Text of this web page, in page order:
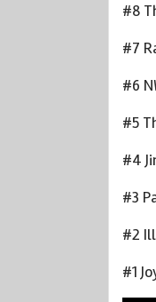
#8
#7
#6
#5
#4
#3
#2
#1